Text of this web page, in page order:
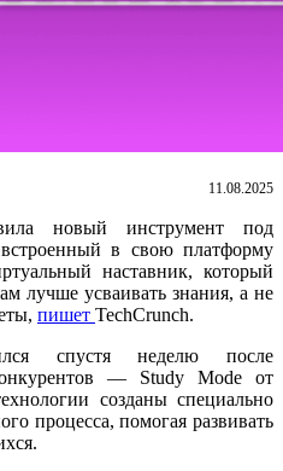
11.08.2025
новый инструмент под
в свою платформу
наставник, который
лучше усваивать знания, а не
пишет TechCrunch.
спустя неделю после
— Study Mode от
созданы специально
процесса, помогая развивать